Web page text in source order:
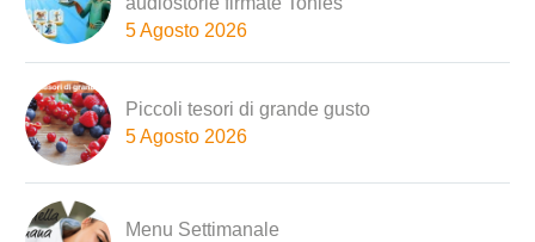
5 Agosto 2026
Piccoli tesori di grande gusto
5 Agosto 2026
Menu Settimanale